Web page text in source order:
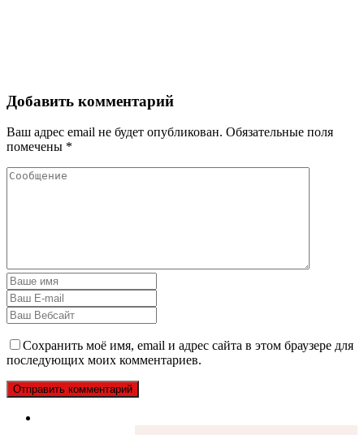
Добавить комментарий
Ваш адрес email не будет опубликован. Обязательные поля
помечены *
Сохранить моё имя, email и адрес сайта в этом браузере для
последующих моих комментариев.